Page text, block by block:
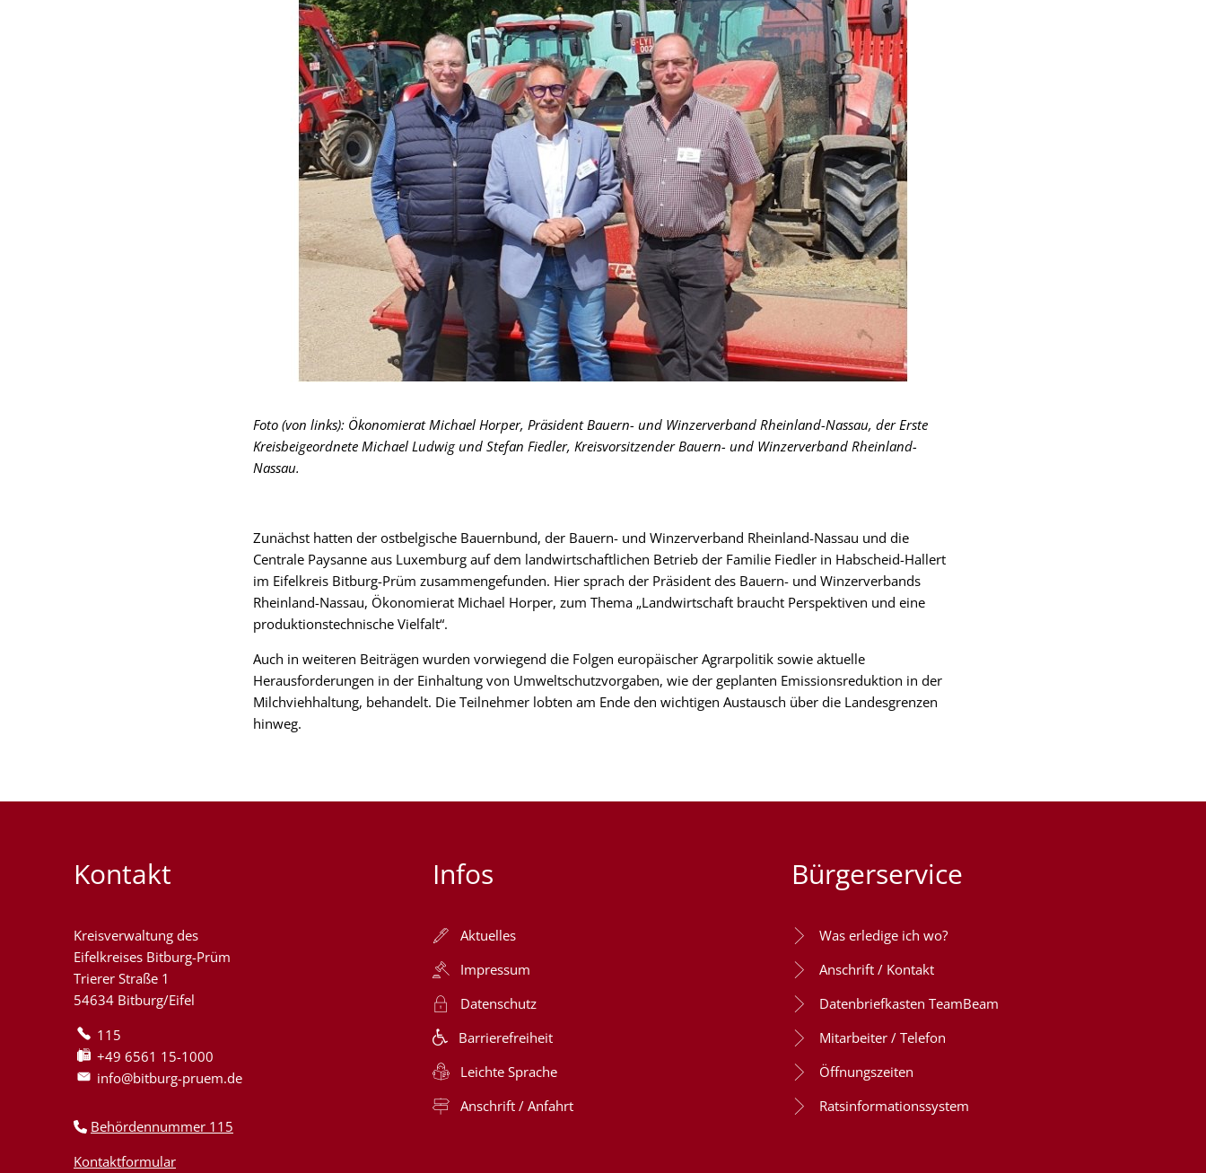
Foto (von links): Ökonomierat Michael Horper, Präsident Bauern- und Winzerverband Rheinland-Nassau, der Erste
Kreisbeigeordnete Michael Ludwig und Stefan Fiedler, Kreisvorsitzender Bauern- und Winzerverband Rheinland-
Nassau.
Zunächst hatten der ostbelgische Bauernbund, der Bauern- und Winzerverband Rheinland-Nassau und die
Centrale Paysanne aus Luxemburg auf dem landwirtschaftlichen Betrieb der Familie Fiedler in Habscheid-Hallert
im Eifelkreis Bitburg-Prüm zusammengefunden. Hier sprach der Präsident des Bauern- und Winzerverbands
Rheinland-Nassau, Ökonomierat Michael Horper, zum Thema „Landwirtschaft braucht Perspektiven und eine
produktionstechnische Vielfalt“.
Auch in weiteren Beiträgen wurden vorwiegend die Folgen europäischer Agrarpolitik sowie aktuelle
Herausforderungen in der Einhaltung von Umweltschutzvorgaben, wie der geplanten Emissionsreduktion in der
Milchviehhaltung, behandelt. Die Teilnehmer lobten am Ende den wichtigen Austausch über die Landesgrenzen
hinweg.
Kontakt
Kreisverwaltung des
Eifelkreises Bitburg-Prüm
Trierer Straße 1
54634 Bitburg/Eifel
115
+49 6561 15-1000
info@bitburg-pruem.de
Behördennummer 115
Kontaktformular
Infos
Aktuelles
Impressum
Datenschutz
Barrierefreiheit
Leichte Sprache
Anschrift / Anfahrt
Bürgerservice
Was erledige ich wo?
Anschrift / Kontakt
Datenbriefkasten TeamBeam
Mitarbeiter / Telefon
Öffnungszeiten
Ratsinformationssystem